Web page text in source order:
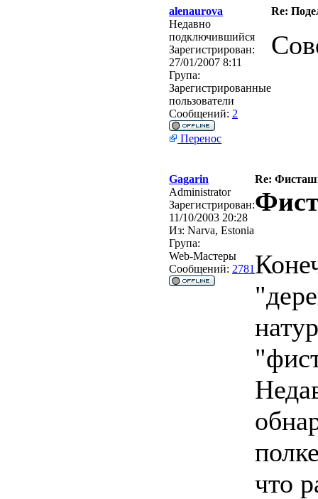
alenaurova
Re:
Недавно
подключившийся
Зарегистрирован:
27/01/2007 8:11
Група:
Зарегистрированные
пользователи
Сообщений: 2
Перенос
Gagarin
Re:
Administrator
Зарегистрирован:
11/10/2003 20:28
Из: Narva, Estonia
Група:
Web-Мастеры
Сообщений: 2781
что